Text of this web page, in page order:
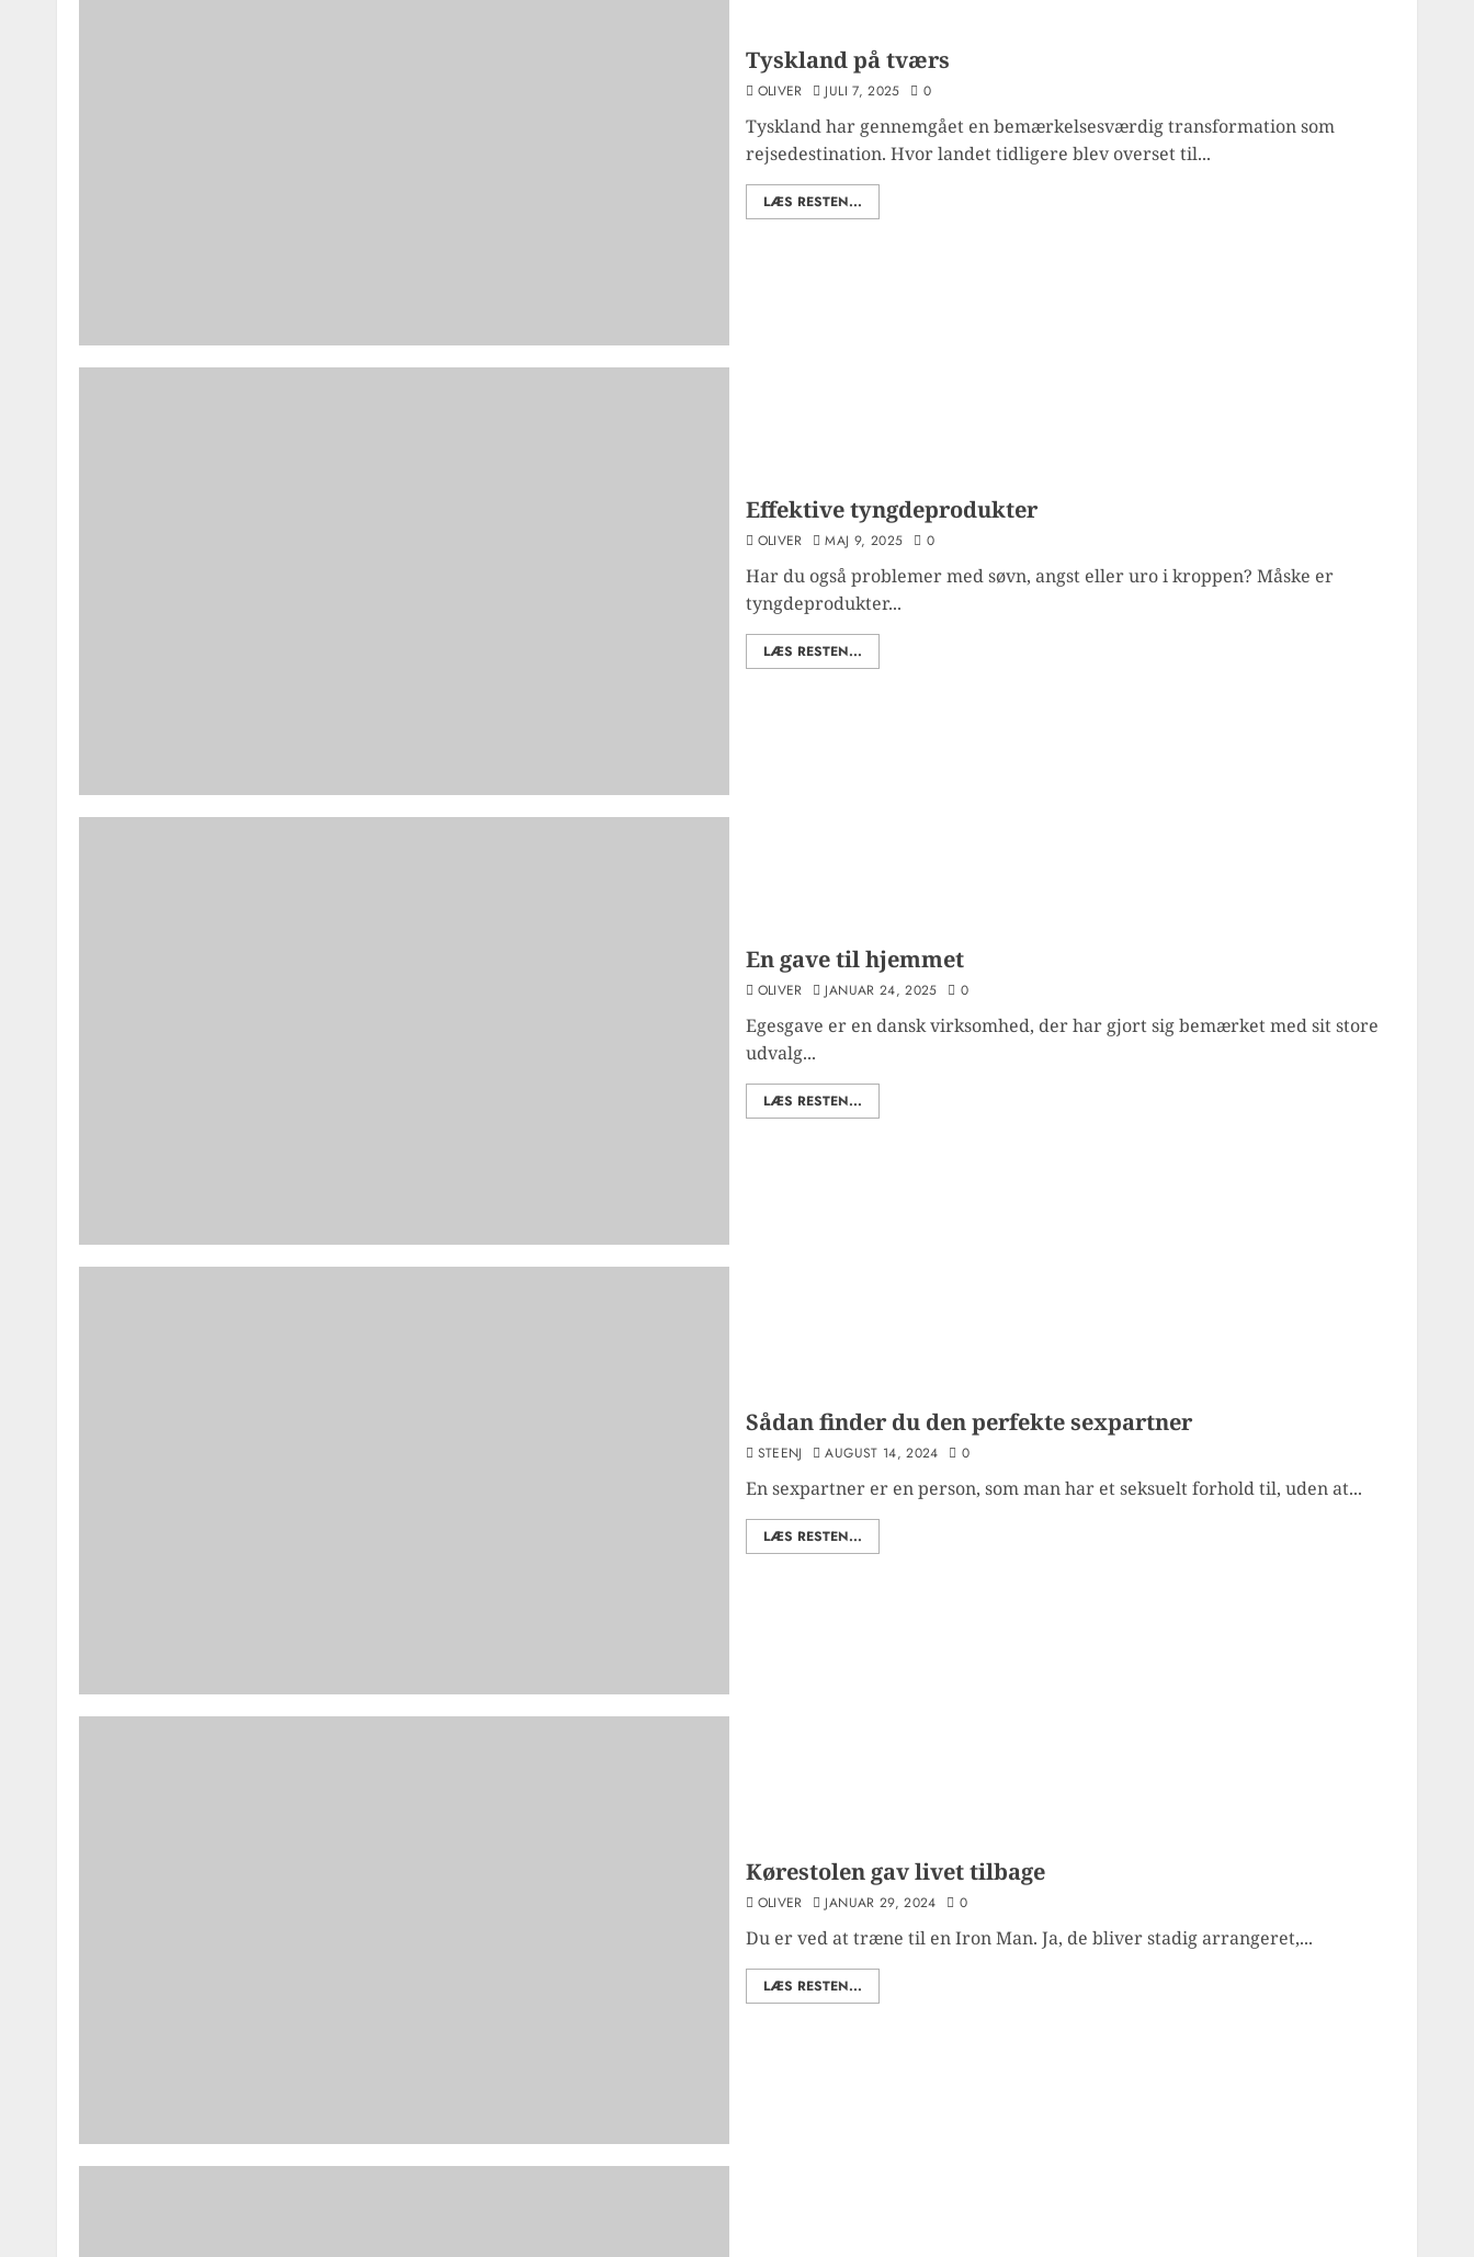
Tyskland på tværs
OLIVER JULI 7, 2025 0
Tyskland har gennemgået en bemærkelsesværdig transformation som
rejsedestination. Hvor landet tidligere blev overset til...
LÆS RESTEN...
Effektive tyngdeprodukter
OLIVER MAJ 9, 2025 0
Har du også problemer med søvn, angst eller uro i kroppen? Måske er
tyngdeprodukter...
LÆS RESTEN...
En gave til hjemmet
OLIVER JANUAR 24, 2025 0
Egesgave er en dansk virksomhed, der har gjort sig bemærket med sit store
udvalg...
LÆS RESTEN...
Sådan finder du den perfekte sexpartner
STEENJ AUGUST 14, 2024 0
En sexpartner er en person, som man har et seksuelt forhold til, uden at...
LÆS RESTEN...
Kørestolen gav livet tilbage
OLIVER JANUAR 29, 2024 0
Du er ved at træne til en Iron Man. Ja, de bliver stadig arrangeret,...
LÆS RESTEN...